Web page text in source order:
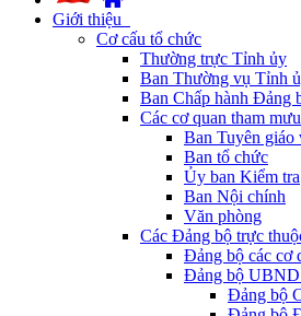
Giới thiệu
Cơ cấu tổ chức
Thường trực Tỉnh ủy
Ban Thường vụ Tỉnh
Ban Chấp hành Đảng
Các cơ quan tham
Ban Tuyên
Ban tổ chức
Ủy ban Kiểm tra
Ban Nội chính
Văn phòng
Các Đảng bộ trực
Đảng bộ các cơ
Đảng bộ UBND
Đảng bộ